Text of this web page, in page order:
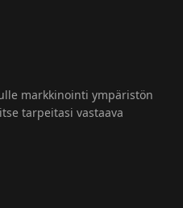
markkinointi ympäristön
tarpeitasi vastaava